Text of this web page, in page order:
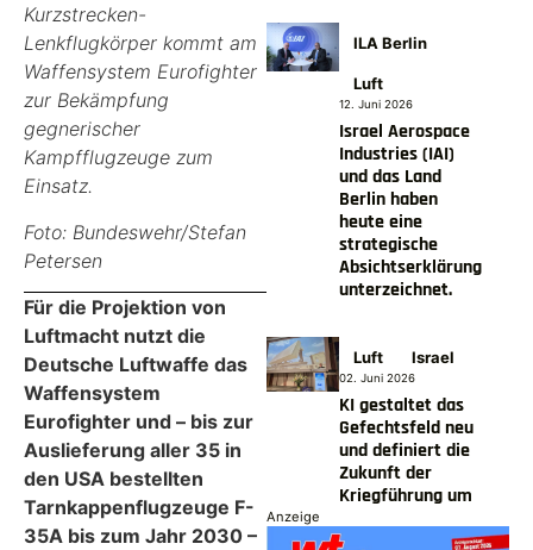
Kurzstrecken-
Lenkflugkörper kommt am
Waffensystem Eurofighter
zur Bekämpfung
gegnerischer
Kampfflugzeuge zum
Einsatz.
Foto: Bundeswehr/Stefan
Petersen
Für die Projektion von
Luftmacht nutzt die
Deutsche Luftwaffe das
Waffensystem
Eurofighter und – bis zur
Auslieferung aller 35 in
den USA bestellten
Tarnkappenflugzeuge F-
35A bis zum Jahr 2030 –
ILA Berlin
Luft
12. Juni 2026
Israel Aerospace
Industries (IAI)
und das Land
Berlin haben
heute eine
strategische
Absichtserklärung
unterzeichnet.
Luft Israel
02. Juni 2026
KI gestaltet das
Gefechtsfeld neu
und definiert die
Zukunft der
Kriegführung um
Anzeige